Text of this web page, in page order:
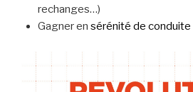
rechanges…)
Gagner en sérénité de conduite